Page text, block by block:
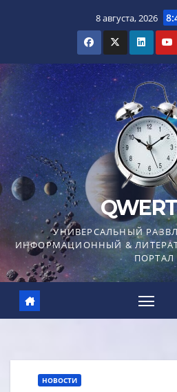
8 августа, 2026
УНИВЕРСАЛЬНЫЙ
ИНФОРМАЦИОННЫЙ &
ПОРТАЛ
НОВОСТИ